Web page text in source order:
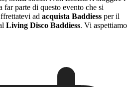
far parte di questo evento che si
ad acquista Baddiess per il
Living Disco Baddiess. Vi aspettiamo